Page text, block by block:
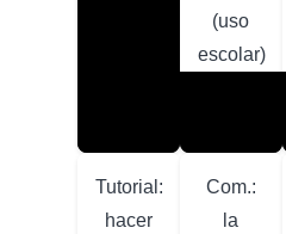
(uso
escolar)
Tutorial:
hacer
Com.:
la